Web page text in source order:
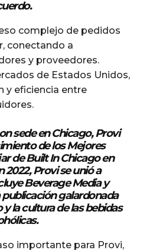
complejo de pedidos
conectando a
y proveedores.
de Estados Unidos,
y eficiencia entre
sede en Chicago, Provi
de los Mejores
de Built In Chicago en
2022, Provi se unió a
Beverage Media y
publicación galardonada
la cultura de las bebidas
importante para Provi,